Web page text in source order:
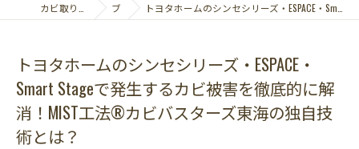
ブログ トヨタホームのシンセシリーズ・ESPACE・Smart Stageで発生するカビ被害を徹底的に解消！MIST工法®カビバスターズ東海の独自技術とは？
トヨタホームのシンセシリーズ・ESPACE・
Smart Stageで発生するカビ被害を徹底的に解
消！MIST工法®カビバスターズ東海の独自技
術とは？